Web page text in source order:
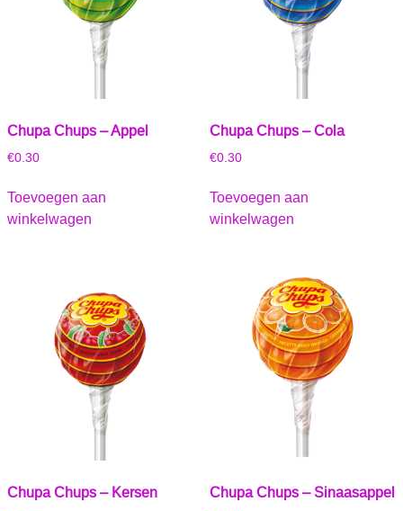
Chupa Chups – Appel
€0.30
Toevoegen aan
winkelwagen
Chupa Chups – Cola
€0.30
Toevoegen aan
winkelwagen
Chupa Chups – Kersen Chupa Chups – Sinaasappel